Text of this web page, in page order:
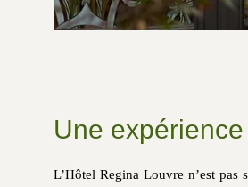
Une
L’Hôtel Regina Louvre n’est pas